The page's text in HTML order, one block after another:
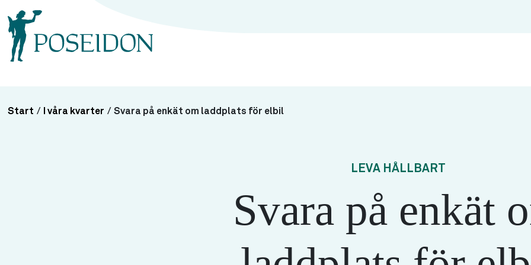
Start / I våra kvarter / Svara på enkät om laddplats för elbil
LEVA HÅLLBART
Svara på enkät